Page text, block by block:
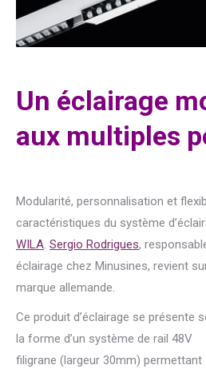
Un éclairage
aux multiples
Modularité, personnalisation et
caractéristiques du système
WILA. Sergio Rodrigues,
éclairage chez Minusines, revient
marque allemande.
Ce produit d’éclairage se présente
la forme d’un système de rail 48V
filigrane (largeur 30mm) permettant